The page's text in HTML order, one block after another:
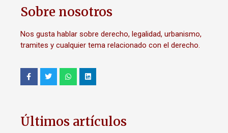
Sobre nosotros
Nos gusta hablar sobre derecho, legalidad, urbanismo,
tramites y cualquier tema relacionado con el derecho.
Últimos artículos